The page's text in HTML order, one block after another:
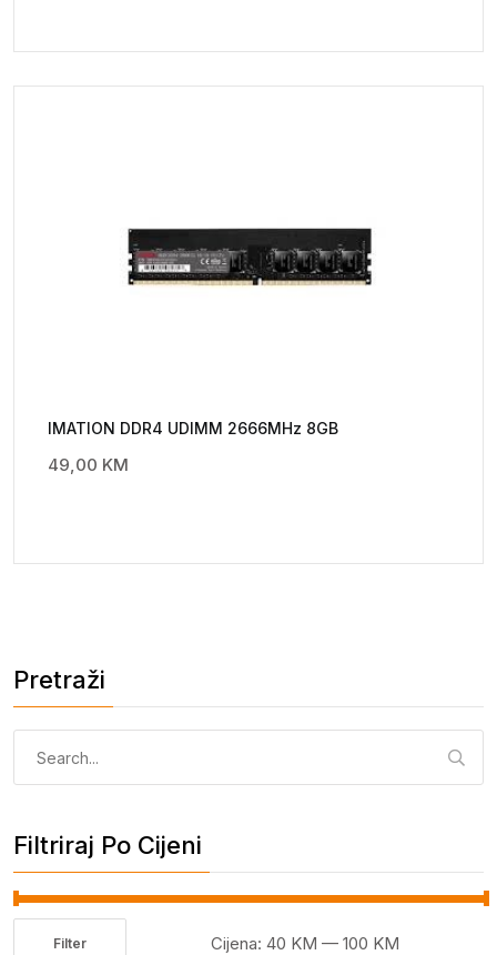
IMATION DDR4 UDIMM 2666MHz 8GB
49,00 KM
Pretraži
Filtriraj Po Cijeni
Filter Cijena: 40 KM — 100 KM